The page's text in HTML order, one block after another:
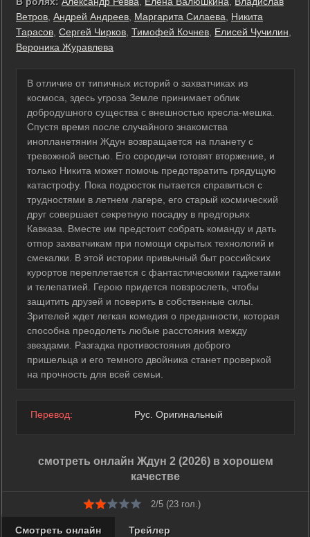
Ветров Андрей Андреев Маргарита Силаева
Никита
Тарасов Сергей Чирков Тимофей Кочнев Елисей Чучилин
Вероника Журавлева
В отличие от типичных историй о захватчиках из
космоса, здесь угроза Земле принимает облик
добродушного существа с внешностью кресла-мешка.
Спустя время после случайного знакомства
инопланетянин Ждун возвращается на планету с
тревожной вестью. Его сородичи готовят вторжение, и
только Никита может помочь предотвратить грядущую
катастрофу. Пока подросток пытается справиться с
трудностями в летнем лагере, его старый космический
друг совершает секретную посадку в предгорьях
Кавказа. Вместе им предстоит собрать команду и дать
отпор захватчикам при помощи скрытых технологий и
смекалки. В этой истории привычный быт российских
курортов переплетается с фантастическими гаджетами
и телепатией. Герою придется повзрослеть, чтобы
защитить друзей и поверить в собственные силы.
Зрителей ждет легкая комедия о преданности, которая
способна преодолеть любые расстояния между
звездами. Разгадка противостояния доброго
пришельца и его темного двойника станет проверкой
на прочность для всей семьи.
Перевод: Рус. Оригинальный
смотреть онлайн Ждун 2 (2026) в хорошем
качестве
2/5 (23гол.)
Смотреть онлайн Трейлер